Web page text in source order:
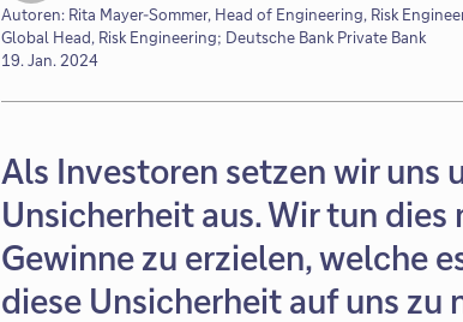
Autoren: Rita Mayer-Sommer, Head of Engineering, Risk
Global Head, Risk Engineering; Deutsche Bank Private Bank
19. Jan. 2024
Als Investoren setzen wir uns
Unsicherheit aus. Wir tun
Gewinne zu erzielen, welche
diese Unsicherheit auf uns